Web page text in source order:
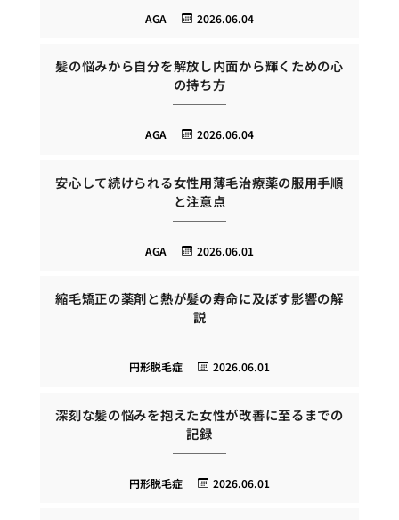
2026.06.04
AGA
髪の悩みから自分を解放し内面から輝くための心
の持ち方
2026.06.04
AGA
安心して続けられる女性用薄毛治療薬の服用手順
と注意点
2026.06.01
AGA
縮毛矯正の薬剤と熱が髪の寿命に及ぼす影響の解
説
2026.06.01
円形脱毛症
深刻な髪の悩みを抱えた女性が改善に至るまでの
記録
2026.06.01
円形脱毛症